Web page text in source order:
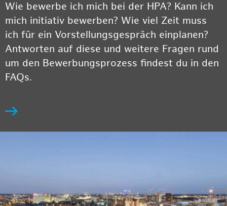
Wie bewerbe ich mich bei der HPA? Kann ich
mich initiativ bewerben? Wie viel Zeit muss
ich für ein Vorstellungsgespräch einplanen?
Antworten auf diese und weitere Fragen rund
um den Bewerbungsprozess findest du in den
FAQs.